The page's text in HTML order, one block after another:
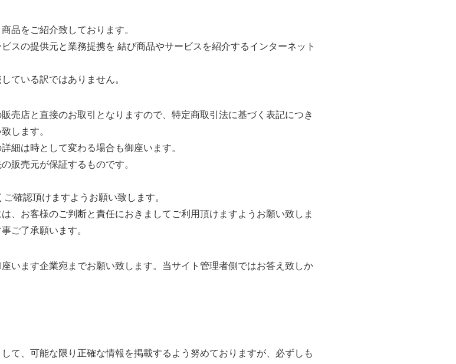
品をご紹介致しております。
スの提供元と業務提携を 結び商品やサービスを紹介するインターネット
ている訳ではありません。
売店と直接のお取引となりますので、特定商取引法に基づく表記につき
します。
細は時として変わる場合も御座います。
販売元が保証するものです。
確認頂けますようお願い致します。
、お客様のご判断と責任におきましてご利用頂けますようお願い致しま
ご了承願います。
います企業宛までお願い致します。当サイト管理者側ではお答え致しか
て、可能な限り正確な情報を掲載するよう努めておりますが、必ずしも